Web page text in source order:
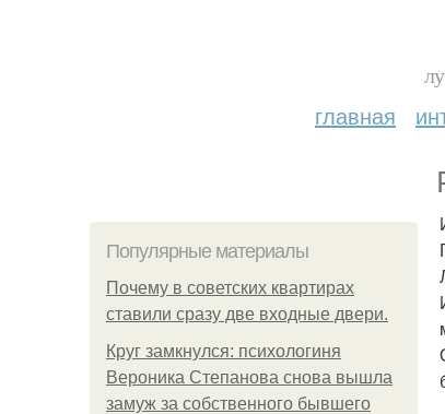
главная
Популярные материалы
Почему в советских квартирах
ставили сразу две входные двери.
Круг замкнулся: психологиня
Вероника Степанова снова вышла
замуж за собственного бывшего